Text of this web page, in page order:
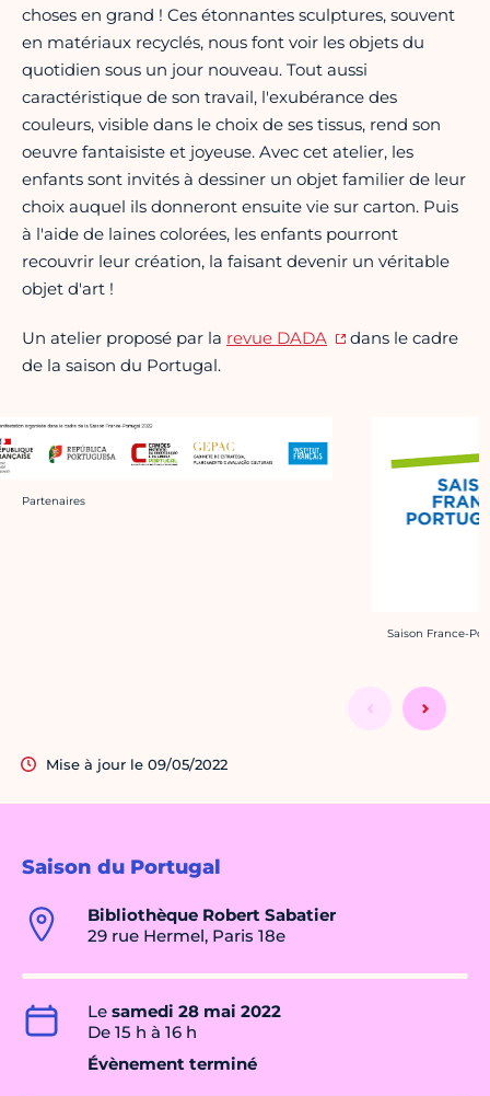
Saison du Portugal
Bibliothèque Robert Sabatier
29 rue Hermel, Paris 18e
Le samedi 28 mai 2022
De 15 h à 16 h
Évènement terminé
choses en grand ! Ces étonnantes sculptures, souvent
en matériaux recyclés, nous font voir les objets du
quotidien sous un jour nouveau. Tout aussi
caractéristique de son travail, l'exubérance des
couleurs, visible dans le choix de ses tissus, rend son
oeuvre fantaisiste et joyeuse. Avec cet atelier, les
enfants sont invités à dessiner un objet familier de leur
choix auquel ils donneront ensuite vie sur carton. Puis
à l'aide de laines colorées, les enfants pourront
recouvrir leur création, la faisant devenir un véritable
objet d'art !
Un atelier proposé par la revue DADA
dans le cadre
de la saison du Portugal.
Crédit photo :
Partenaires
Crédit photo :
Saison France-
Mise à jour le 09/05/2022